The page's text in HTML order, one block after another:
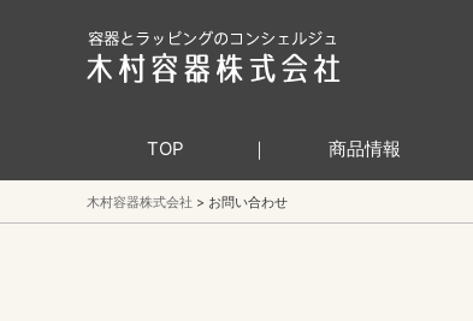
TOP 商品情報
木村容器株式会社 お問い合わせ